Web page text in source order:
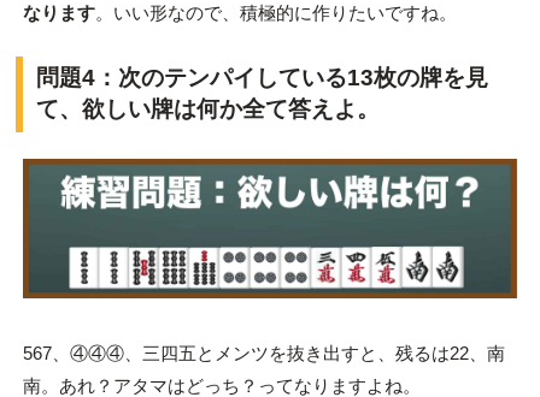
なります。いい形なので、積極的に作りたいですね。
問題4：次のテンパイしている13枚の牌を見
て、欲しい牌は何か全て答えよ。
567、④④④、三四五とメンツを抜き出すと、残るは22、南
南。あれ？アタマはどっち？ってなりますよね。